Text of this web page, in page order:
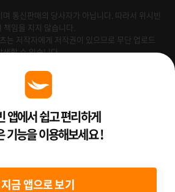
통신판매의 당사자가 아닙니다. 따라서 위시빈
임을 지지 않습니다.
는 저작자에게 저작권이 있으므로 무단 업로드
할 수 있습니다.
앱에서 쉽고 편리하게
기능을 이용해보세요 !
지금 앱으로 보기